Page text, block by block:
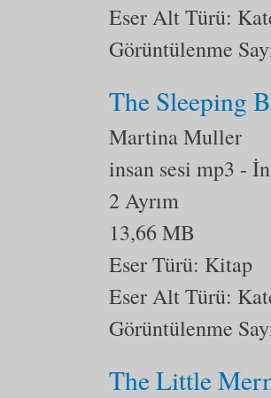
Eser Alt Türü:
Görüntülenme
The Sleeping
Martina Muller
insan sesi mp3 -
2 Ayrım
13,66 MB
Eser Türü: Kitap
Eser Alt Türü:
Görüntülenme
The Little